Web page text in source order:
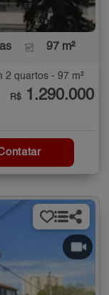
97 m²
2 quartos - 97 m²
R$ 1.290.000